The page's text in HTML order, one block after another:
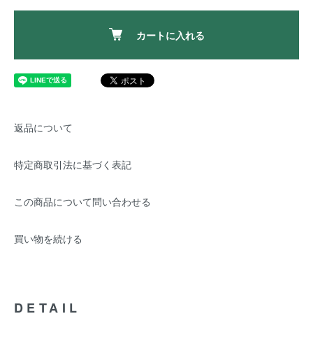
カートに入れる
返品について
特定商取引法に基づく表記
この商品について問い合わせる
買い物を続ける
DETAIL